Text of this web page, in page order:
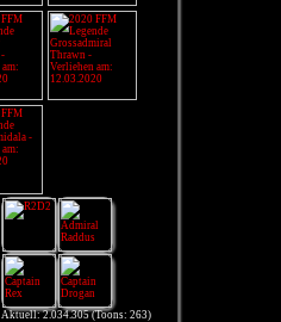
Aktuell: 2.034.305 (Toons: 263)